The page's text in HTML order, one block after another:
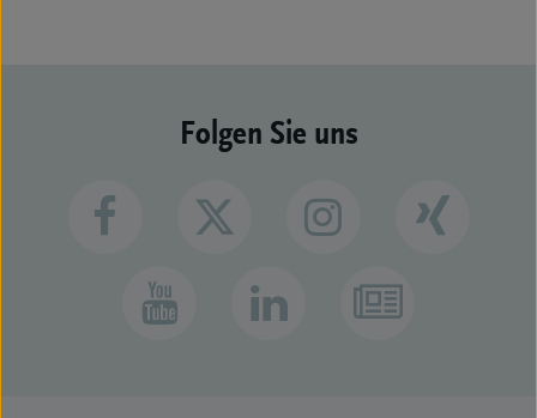
Folgen Sie uns